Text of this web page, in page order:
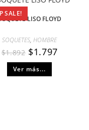
SALE!
LISO FLOYD
SOQUETES,HOMBRE
$1.892 $1.797
Ver más...